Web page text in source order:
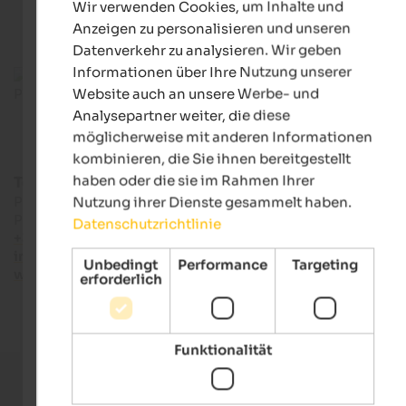
Tourismusverein Passeiertal
Passeirerstraße 40 - 39015 St. Leonhard in
info@passeiertal.it
www.passeiertal.it
GERMAN
Wir verwenden Cookies, um Inhalte und
Anzeigen zu personalisieren und unseren
Datenverkehr zu analysieren. Wir geben
Informationen über Ihre Nutzung unserer
Website auch an unsere Werbe- und
Analysepartner weiter, die diese
möglicherweise mit anderen Informationen
kombinieren, die Sie ihnen bereitgestellt
haben oder die sie im Rahmen Ihrer
Nutzung ihrer Dienste gesammelt haben.
Datenschutzrichtlinie
Unbedingt
erforderlich
Performance Targeting
Funktionalität